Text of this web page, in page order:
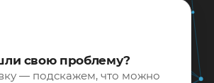
свою проблему?
— подскажем, что можно